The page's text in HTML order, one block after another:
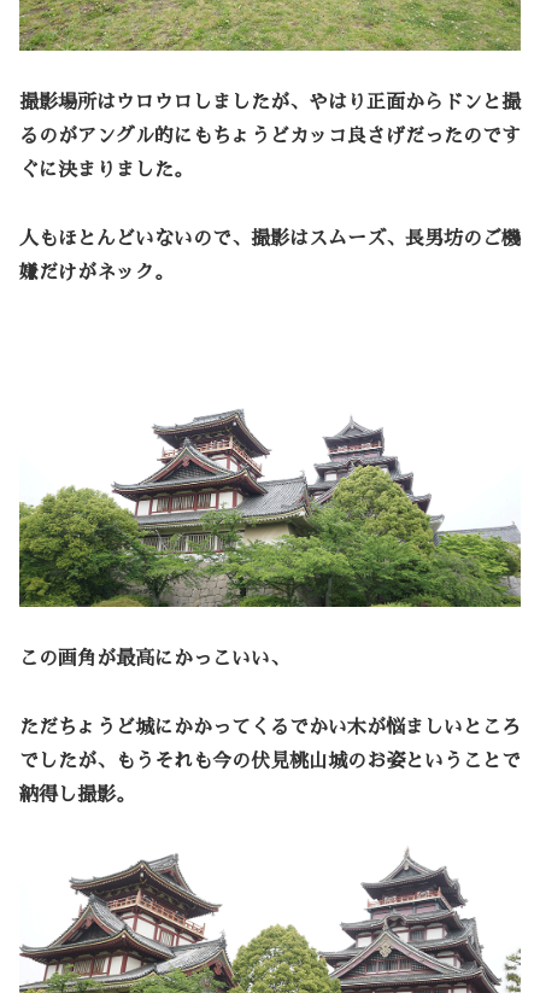
撮影場所はウロウロしましたが、やはり正面からドンと撮
るのがアングル的にもちょうどカッコ良さげだったのです
ぐに決まりました。
人もほとんどいないので、撮影はスムーズ、長男坊のご機
嫌だけがネック。
この画角が最高にかっこいい、
ただちょうど城にかかってくるでかい木が悩ましいところ
でしたが、もうそれも今の伏見桃山城のお姿ということで
納得し撮影。